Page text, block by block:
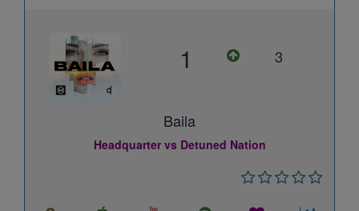
1 3
Baila
Headquarter vs Detuned Nation